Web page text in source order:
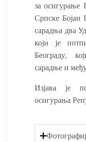
за осигурање
Српске Бојан
сарадња два
који је
Београду,
сарадње и
Изјава је
осигурања